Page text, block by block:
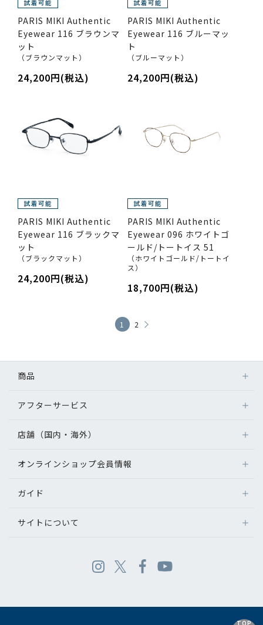
PARIS MIKI Authentic
Eyewear 116 ブラウンマ
ット
（ブラウンマット）
24,200円(税込)
PARIS MIKI Authentic
Eyewear 116 ブルーマッ
ト
（ブルーマット）
24,200円(税込)
PARIS MIKI Authentic
Eyewear 116 ブラックマ
ット
（ブラックマット）
24,200円(税込)
PARIS MIKI Authentic
Eyewear 096 ホワイトゴ
ールド/トートイス 51
（ホワイトゴールド/トートイ
ス）
18,700円(税込)
1 2
TOP
商品
アフターサービス
店舗（国内・海外）
オンラインショップ会員情報
ガイド
サイトについて